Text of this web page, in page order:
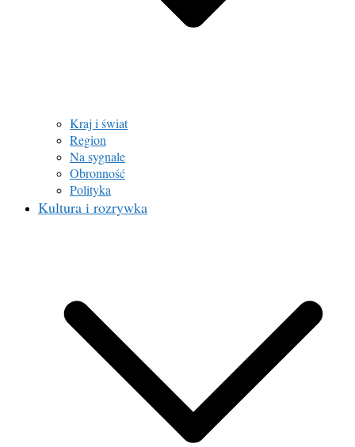
Kraj i świat
Region
Na sygnale
Obronność
Polityka
Kultura i rozrywka